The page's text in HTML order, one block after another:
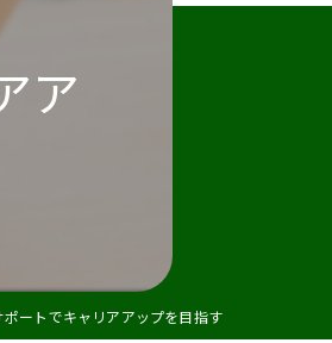
格
ア
ートでキャリアアップを目指す